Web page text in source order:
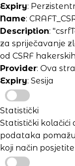
Expiry:
Name:
Description:
za spriječavanje
od CSRF
Provider: Ova
Expiry: Sesija
Statistički
Statistički kolačići
podataka
koji način